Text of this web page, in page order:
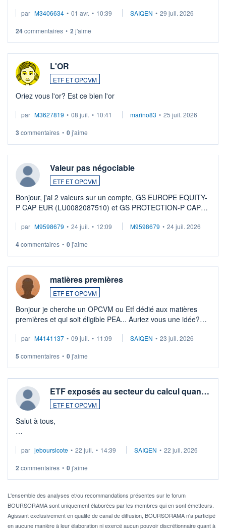
par M3406634 • 01 avr. • 10:39 SAIQEN • 29 juil. 2026
24commentaires • 2 j'aime
L'OR
ETF ET OPCVM
Oriez vous l'or? Est ce bien l'or
par M3627819 • 08 juil. • 10:41 marino83 • 25 juil. 2026
3 commentaires • 0j'aime
Valeur pas négociable
ETF ET OPCVM
Bonjour, j'ai 2 valeurs sur un compte, GS EUROPE EQUITY-
P CAP EUR (LU0082087510) et GS PROTECTION-P CAP
veux procéder à la vente, on me signale ...
par M9598679 • 24 juil. • 12:09 M9598679 • 24 juil. 2026
4commentaires • 0j'aime
matières premières
ETF ET OPCVM
Bonjour je cherche un OPCVM ou Etf dédié aux matières
premières et qui soit éligible PEA... Auriez vous une idée?
par M4141137 • 09 juil. • 11:09 SAIQEN • 23 juil. 2026
5 commentaires • 0j'aime
ETF exposés au secteur du calcul quan…
ETF ET OPCVM
Salut à tous,
via un ETF plutôt que des actions individuelles.
Idéalement, je voudrais qu'il soit éligible au PEA.
Pour l' ...
par jeboursicote • 22 juil. • 14:39 SAIQEN • 22 juil. 2026
2 commentaires • 0j'aime
L'ensemble des analyses et/ou recommandations présentes sur le forum
BOURSORAMA sont uniquement élaborées par les membres qui en sont émetteurs.
Agissant exclusivement en qualité de canal de diffusion, BOURSORAMA n'a participé
en aucune manière à leur élaboration ni exercé aucun pouvoir discrétionnaire quant à